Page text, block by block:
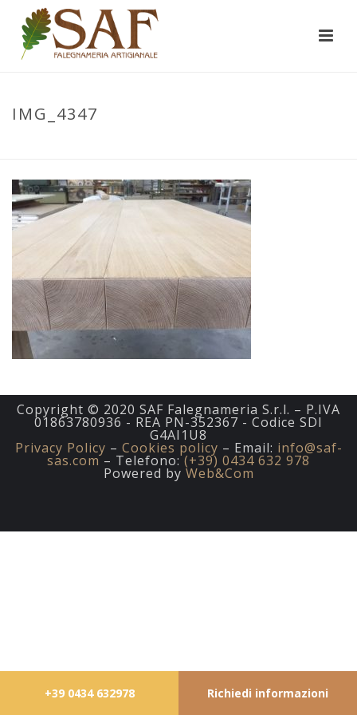
IMG_4347
Copyright © 2020 SAF Falegnameria S.r.l. – P.IVA
01863780936 - REA PN-352367 - Codice SDI
G4AI1U8
Privacy Policy – Cookies policy – Email: info@saf-
sas.com– Telefono:(+39) 0434 632 978
Powered by Web&Com
+39 0434 632978 Richiedi informazioni